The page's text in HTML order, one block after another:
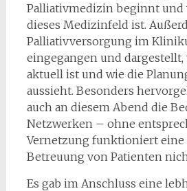
Palliativmedizin beginnt und
dieses Medizinfeld ist.
Palliativversorgung im
eingegangen und
aktuell ist und wie die
aussieht. Besonders
auch an diesem Abend die
Netzwerken – ohne
Vernetzung funktioniert eine
Betreuung von Patienten
Es gab im Anschluss eine